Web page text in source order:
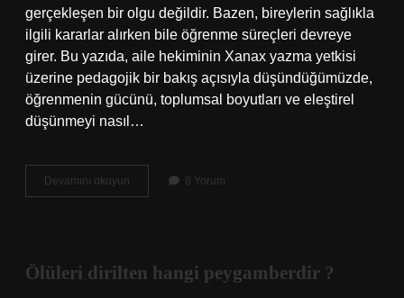
gerçekleşen bir olgu değildir. Bazen, bireylerin sağlıkla
ilgili kararlar alırken bile öğrenme süreçleri devreye
girer. Bu yazıda, aile hekiminin Xanax yazma yetkisi
üzerine pedagojik bir bakış açısıyla düşündüğümüzde,
öğrenmenin gücünü, toplumsal boyutları ve eleştirel
düşünmeyi nasıl…
Devamını okuyun
hekimi
8 Yorum
Ölüleri dirilten hangi peygamberdir ?